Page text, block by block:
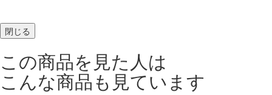
閉じる
この商品を見た人は
こんな商品も見ています